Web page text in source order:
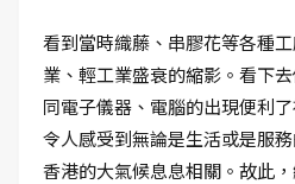
看到當時織藤、串膠花等各種
業、輕工業盛衰的縮影。看下
同電子儀器、電腦的出現便利
令人感受到無論是生活或是服
香港的大氣候息息相關。故此